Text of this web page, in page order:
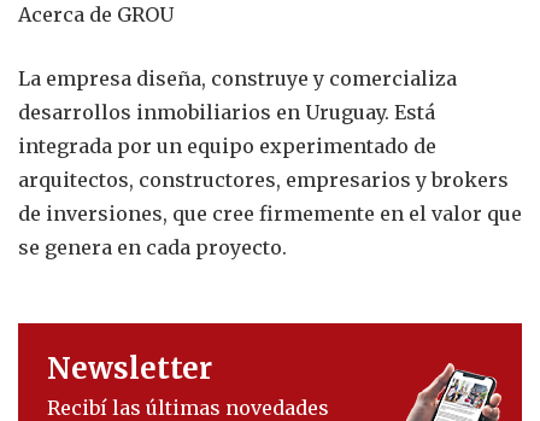
Acerca de GROU
La empresa diseña, construye y comercializa
desarrollos inmobiliarios en Uruguay. Está
integrada por un equipo experimentado de
arquitectos, constructores, empresarios y brokers
de inversiones, que cree firmemente en el valor que
se genera en cada proyecto.
Newsletter
Recibí las últimas novedades